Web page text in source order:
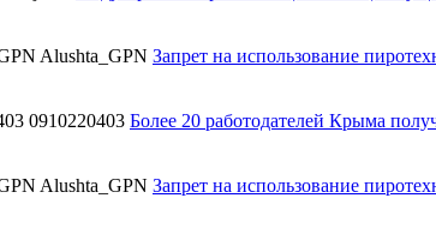
Alushta_GPN Запрет на использование
0910220403 Более 20 работодателей Крыма
Alushta_GPN Запрет на использование